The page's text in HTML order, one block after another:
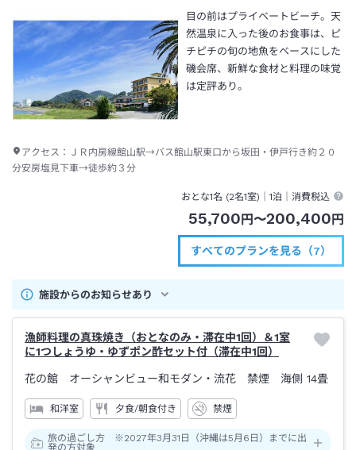
目の前はプライベートビーチ。天
然温泉に入った後のお食事は、ピ
チピチの旬の地魚をベースにした
磯会席、新鮮な食材と料理の味覚
は定評あり。
アクセス： ＪＲ内房線館山駅→バス館山駅東口から坂田・伊戸行き約２０
分安房塩見下車→徒歩約３分
おとな1名 (2名1室)｜1泊 ｜消費税込
55,700 円 〜200,400 円
すべてのプランを見る（7）
施設からのお知らせあり
漁師料理の真珠焼き（おとなのみ・滞在中1回）＆1室
に1つしょうゆ・ゆずポン酢セット付（滞在中1回）
花の館 オーシャンビュー和モダン・流花 禁煙 海側 14畳
和洋室 夕食/朝食付き 禁煙
旅の過ごし方 ※2027年3月31日（沖縄は5月6日）までに出